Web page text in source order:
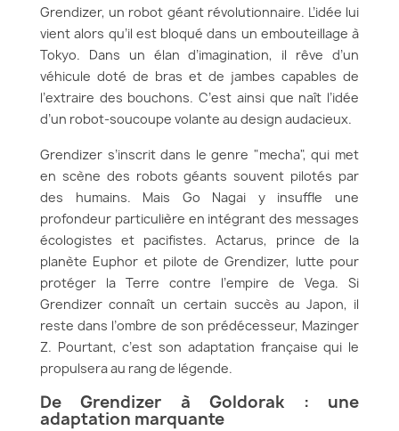
Grendizer, un robot géant révolutionnaire. L’idée lui
vient alors qu’il est bloqué dans un embouteillage à
Tokyo. Dans un élan d’imagination, il rêve d’un
véhicule doté de bras et de jambes capables de
l’extraire des bouchons. C’est ainsi que naît l’idée
d’un robot-soucoupe volante au design audacieux.
Grendizer s’inscrit dans le genre "mecha", qui met
en scène des robots géants souvent pilotés par
des humains. Mais Go Nagai y insuffle une
profondeur particulière en intégrant des messages
écologistes et pacifistes. Actarus, prince de la
planète Euphor et pilote de Grendizer, lutte pour
protéger la Terre contre l’empire de Vega. Si
Grendizer connaît un certain succès au Japon, il
reste dans l’ombre de son prédécesseur, Mazinger
Z. Pourtant, c’est son adaptation française qui le
propulsera au rang de légende.
De Grendizer à Goldorak : une
adaptation marquante